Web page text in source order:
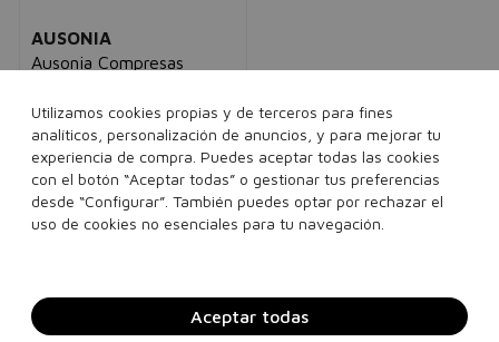
AUSONIA
Ausonia Compresas
mujer
3,43€ 2,95€
9 unidades
Utilizamos cookies propias y de terceros para fines
analíticos, personalización de anuncios, y para mejorar tu
experiencia de compra. Puedes aceptar todas las cookies
con el botón “Aceptar todas” o gestionar tus preferencias
desde “Configurar”. También puedes optar por rechazar el
uso de cookies no esenciales para tu navegación.
Aceptar todas